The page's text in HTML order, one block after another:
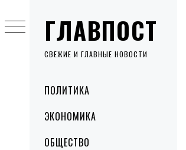
ГЛАВПОСТ
СВЕЖИЕ И ГЛАВНЫЕ НОВОСТИ
MenuПОЛИТИКА
ЭКОНОМИКА
ОБЩЕСТВО
to
content